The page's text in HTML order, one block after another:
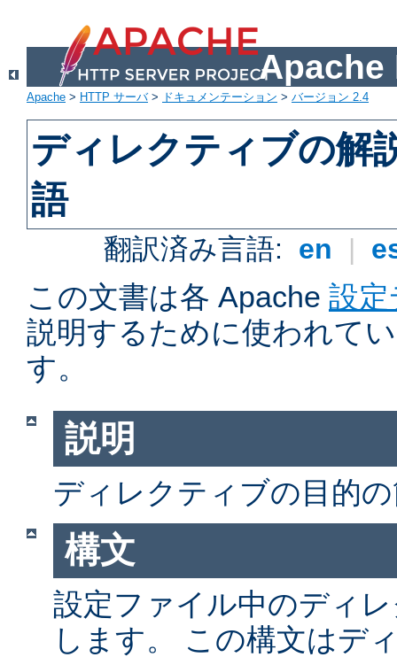
Apache
Apache > HTTP サーバ> ドキュメンテーション > バージョン 2.4
ディレクティブの解
語
翻訳済み言語: en |
この文書は各 Apache 設
説明するために使われて
す。
説明
ディレクティブの目的
構文
設定ファイル中のディ
します。 この構文はデ